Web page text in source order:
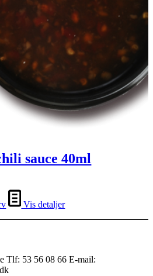
sauce 40ml
Vis detaljer
Tlf: 53 56 08 66 E-mail: